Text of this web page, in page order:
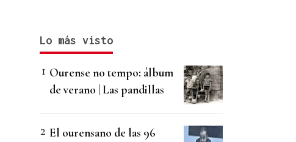
Lo más visto
Ourense no tempo: álbum
de verano | Las pandillas
El ourensano de las 96